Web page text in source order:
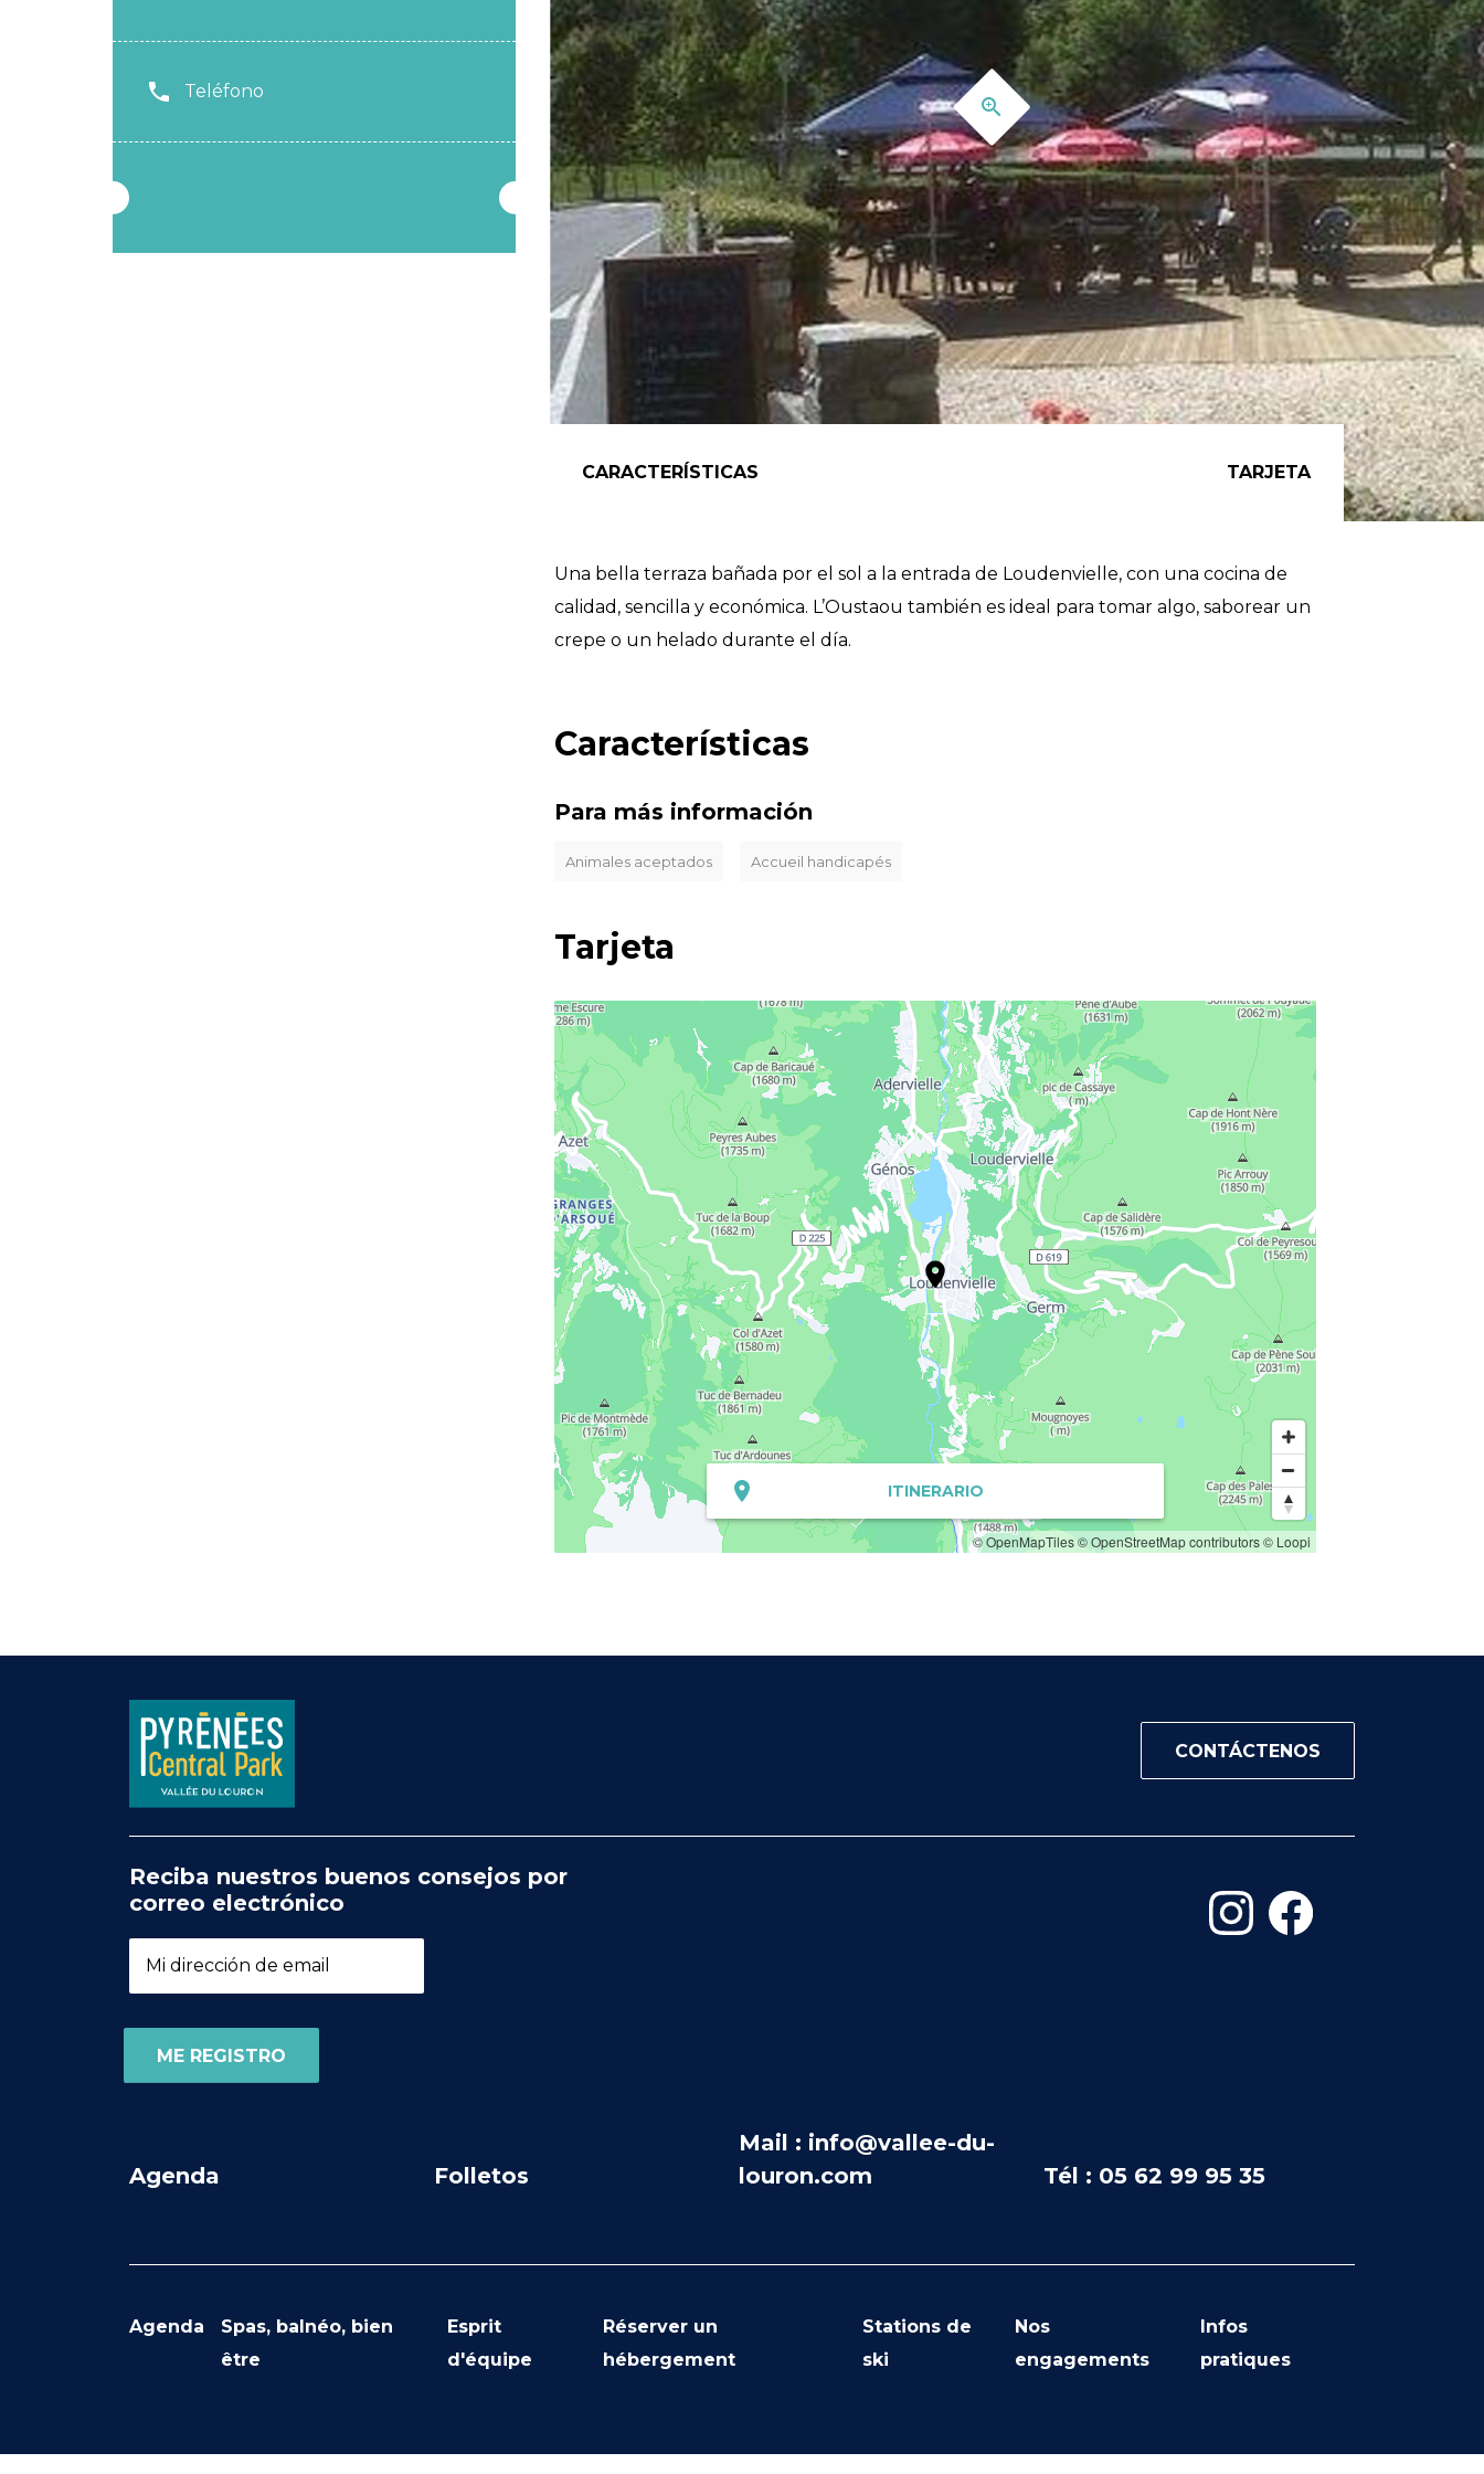
la
navegación
Teléfono
CARACTERÍSTICAS TARJETA
Una bella terraza bañada por el sol a la entrada de Loudenvielle, con una cocina de
calidad, sencilla y económica. L’Oustaou también es ideal para tomar algo, saborear un
crepe o un helado durante el día.
Características
Para más información
Animales aceptados Accueil handicapés
Tarjeta
ITINERARIO
© OpenMapTiles© OpenStreetMap contributors© Loopi
CONTÁCTENOS
Reciba nuestros buenos consejos por
correo electrónico
Agenda Folletos
Mail : info@vallee-du-
louron.com
Tél : 05 62 99 95 35
Agenda
Spas, balnéo, bien
être
Esprit
d'équipe
Réserver un
hébergement
Stations de
ski
Nos
engagements
Infos
pratiques